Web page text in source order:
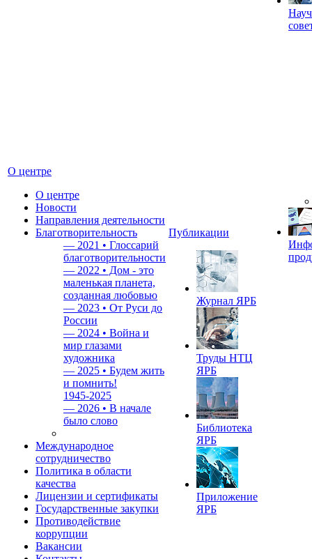
О центре
О центре
Новости
Направления деятельности
Благотворительность
— 2021 • Глоссарий
благотворительности
— 2022 • Дом - это
маленькая планета,
созданная любовью
— 2023 • От Руси до
России
— 2024 • Война и
мир глазами
художника
— 2025 • Будем жить
и помнить!
1945-2025
— 2026 • В начале
было слово
Международное
сотрудничество
Политика в области
качества
Лицензии и сертификаты
Государственные закупки
Противодействие
коррупции
Вакансии
Публикации
Журнал ЯРБ
Труды НТЦ
ЯРБ
Библиотека
ЯРБ
Приложение
ЯРБ